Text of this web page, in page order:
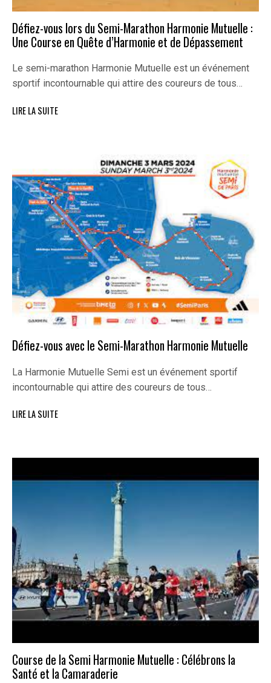
Défiez-vous lors du Semi-Marathon Harmonie Mutuelle :
Une Course en Quête d’Harmonie et de Dépassement
Le semi-marathon Harmonie Mutuelle est un événement
sportif incontournable qui attire des coureurs de tous…
LIRE LA SUITE
Défiez-vous avec le Semi-Marathon Harmonie Mutuelle
La Harmonie Mutuelle Semi est un événement sportif
incontournable qui attire des coureurs de tous…
LIRE LA SUITE
Course de la Semi Harmonie Mutuelle : Célébrons la
Santé et la Camaraderie